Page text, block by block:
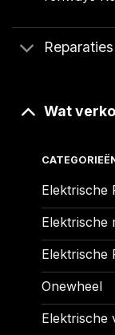
Wat
Elektrische
Elektrische
Elektrische
Onewheel
Elektrische